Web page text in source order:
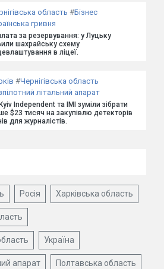
область #Бізнес
гривня
за резервування: у Луцьку
шахрайську схему
в ліцеї.
#Чернігівська область
літальний апарат
Independent та ІМІ зуміли зібрати
$23 тисяч на закупівлю детекторів
для журналістів.
Росія Харківська область
Україна
апарат Полтавська область